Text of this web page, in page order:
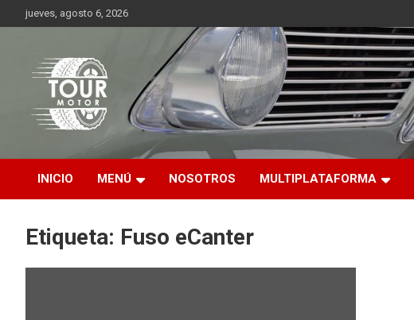
Saltar
al
jueves, agosto 6, 2026
Tour Motor
Plataforma de contenido audiovisual para el sector automotriz
INICIO MENÚ NOSOTROS MULTIPLATAFORMA
Etiqueta: Fuso eCanter